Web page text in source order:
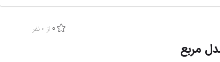
0 از 0 نفر
مربع